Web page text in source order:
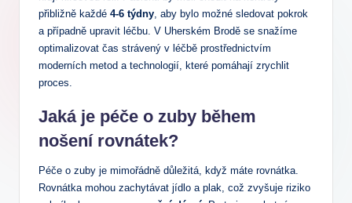
přibližně každé 4-6 týdny, aby bylo možné sledovat pokrok
a případně upravit léčbu. V Uherském Brodě se snažíme
optimalizovat čas strávený v léčbě prostřednictvím
moderních metod a technologií, které pomáhají zrychlit
proces.
Jaká je péče o zuby během
nošení rovnátek?
Péče o zuby je mimořádně důležitá, když máte rovnátka.
Rovnátka mohou zachytávat jídlo a plak, což zvyšuje riziko